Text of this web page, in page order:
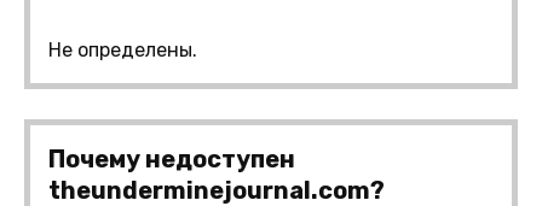
Не определены.
Почему недоступен
theunderminejournal.com?